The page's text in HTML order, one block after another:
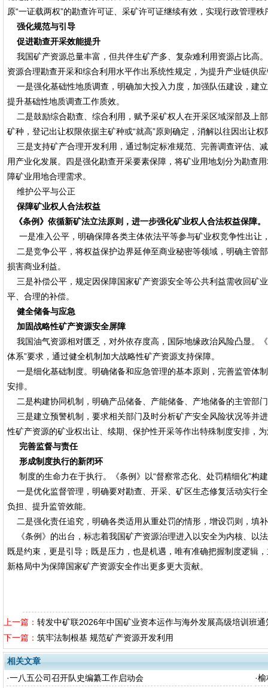
原“一证载两权”的勘查许可证、采矿许可证继续有效，实现行政管理
强化规范与引导
促进勘查开采效能提升
我国矿产资源总量丰富，但共伴生矿产多、复杂难利用资源占比高
资源合理勘查开采和综合利用水平作出系统性规定，为提升产业链供
一是强化基础性地质调查，明确加大投入力度，加强队伍建设，建
提升基础性地质调查工作质效。
二是鼓励综合勘查、综合利用，赋予采矿权人在开采区域深部及上
矿种，登记出让权限依据主矿种或“就高”原则确定，消解以往因出让
三是支持矿产合理开发利用，通过制定标准规范、完善调查评估、
用产业化发展。四是强化勘查开采要素保障，将矿业用地划分为勘查
障矿业用地合理需求。
维护公平与公正
保障矿业权人合法权益
《条例》依循新矿法立法原则，进一步强化矿业权人合法权益保障。
一是准入公平，明确保障各类主体依法平等参与矿业权竞争性出让
二是竞争公平，将权益保护边界延伸至商业秘密等领域，明确主管
损害商业利益。
三是补偿公平，规定因保障国家矿产资源安全等公共利益需收回矿
平、合理的补偿。
健全储备与应急
加固战略性矿产资源安全屏障
我国油气资源相对匮乏，对外依存度高，国际地缘政治风险凸显。
体系”要求，通过健全机制加大战略性矿产资源支持保障。
一是细化基础制度。明确储备和应急管理的基本原则，完善监管体
安排。
二是构建协同机制，明确产品储备、产能储备、产地储备的主管部
三是建立预警机制，要求相关部门及时分析矿产安全风险状况等并
性矿产资源的矿业权出让、续期、保护性开采等作出特殊制度安排，
完善监督与责任
形成制度执行的新闭环
制度的生命力在于执行。《条例》以“督察常态化、处罚精细化”构
一是优化监督管理，明确要对勘查、开采、矿区生态修复活动实行
负担、提升监管效能。
二是强化责任追究，明确各类适用从重处罚的情形，增设罚则，填
《条例》的出台，标志着我国矿产资源治理进入以安全为内核、以
既是约束，更是引导；既是压力，也是机遇，唯有准确把握制度逻辑
新格局中为保障国家矿产资源安全作出更多更大贡献。
上一篇： 转发中矿联2026年中国矿业资本运作与海外发展高级培训班通
下一篇： 筑牢法制根基 规范矿产资源开发利用
相关文章
·一八五公司召开队史编纂工作启动会 ·榆